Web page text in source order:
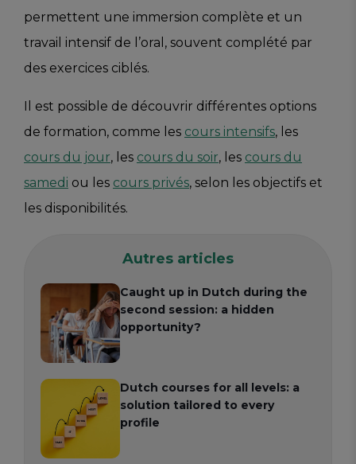
permettent une immersion complète et un
travail intensif de l’oral, souvent complété par
des exercices ciblés.
Il est possible de découvrir différentes options
de formation, comme les cours intensifs, les
cours du jour, les cours du soir, les cours du
samedi ou les cours privés, selon les objectifs et
les disponibilités.
Autres articles
Caught up in Dutch during the
second session: a hidden
opportunity?
Dutch courses for all levels: a
solution tailored to every
profile